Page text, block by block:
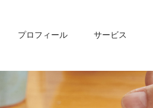
プロフィール サービス